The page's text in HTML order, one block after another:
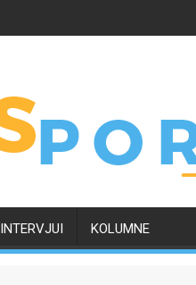
INTERVJUI KOLUMNE